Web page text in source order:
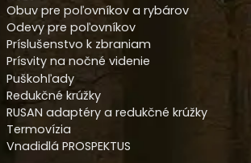
Obuv pre poľovníkov a rybárov
Odevy pre poľovníkov
Príslušenstvo k zbraniam
Prísvity na nočné videnie
Puškohľady
Redukčné krúžky
RUSAN adaptéry a redukčné krúžky
Termovízia
Vnadidlá PROSPEKTUS